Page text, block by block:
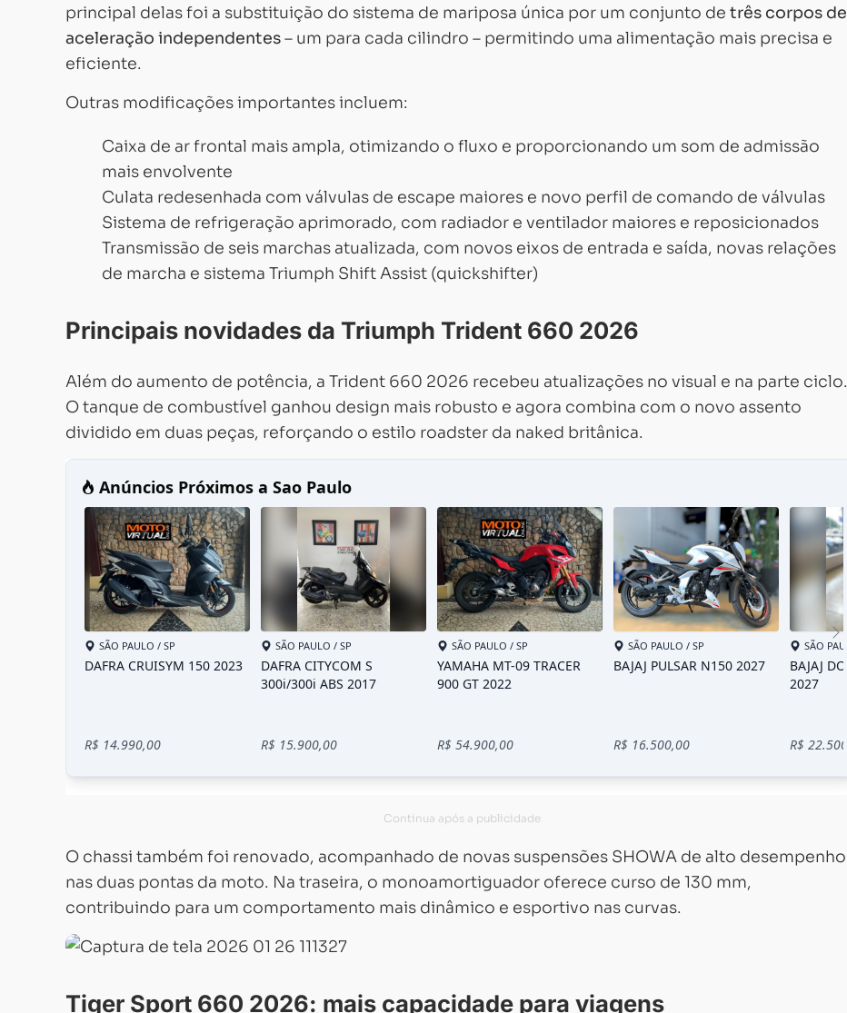
principal delas foi a substituição do sistema de mariposa única por um conjunto de três corpos de
aceleração independentes– um para cada cilindro – permitindo uma alimentação mais precisa e
eficiente.
Outras modificações importantes incluem:
Caixa de ar frontal mais ampla, otimizando o fluxo e proporcionando um som de admissão
mais envolvente
Culata redesenhada com válvulas de escape maiores e novo perfil de comando de válvulas
Sistema de refrigeração aprimorado, com radiador e ventilador maiores e reposicionados
Transmissão de seis marchas atualizada, com novos eixos de entrada e saída, novas relações
de marcha e sistema Triumph Shift Assist (quickshifter)
Principais novidades da Triumph Trident 660 2026
Além do aumento de potência, a Trident 660 2026 recebeu atualizações no visual e na parte ciclo.
O tanque de combustível ganhou design mais robusto e agora combina com o novo assento
dividido em duas peças, reforçando o estilo roadster da naked britânica.
O chassi também foi renovado, acompanhado de novas suspensões SHOWA de alto desempenho
nas duas pontas da moto. Na traseira, o monoamortiguador oferece curso de 130 mm,
contribuindo para um comportamento mais dinâmico e esportivo nas curvas.
Tiger Sport 660 2026: mais capacidade para viagens